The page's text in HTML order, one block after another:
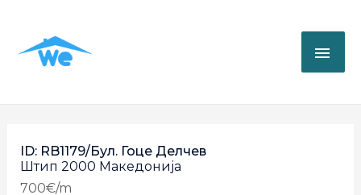
ID: RB1179/Бул. Гоце Делчев
Штип 2000 Македонија
700€/m